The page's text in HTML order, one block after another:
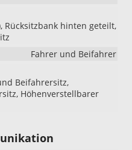
Rücksitzbank hinten geteilt,
Fahrer und Beifahrer
Beifahrersitz,
Höhenverstellbarer